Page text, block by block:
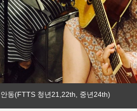
동(FTTS 청년21,22th, 중년24th)